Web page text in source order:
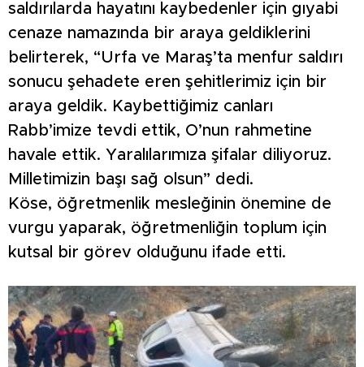
saldırılarda hayatını kaybedenler için gıyabi
cenaze namazında bir araya geldiklerini
belirterek, “Urfa ve Maraş’ta menfur saldırı
sonucu şehadete eren şehitlerimiz için bir
araya geldik. Kaybettiğimiz canları
Rabb’imize tevdi ettik, O’nun rahmetine
havale ettik. Yaralılarımıza şifalar diliyoruz.
Milletimizin başı sağ olsun” dedi.
Köse, öğretmenlik mesleğinin önemine de
vurgu yaparak, öğretmenliğin toplum için
kutsal bir görev olduğunu ifade etti.